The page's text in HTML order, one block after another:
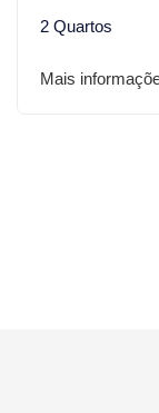
2 Quartos
Mais